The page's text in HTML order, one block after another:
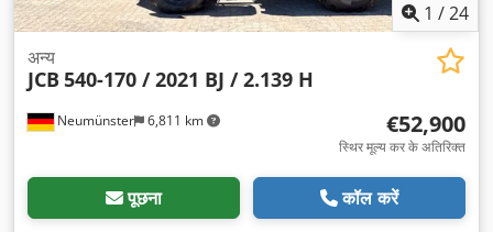
1 /24
Neumünster 6,811 km
अन्य
JCB 540-170 / 2021 BJ / 2.139 H
€52,900
स्थिर मूल्य कर के अतिरिक्त
पूछना कॉल करें